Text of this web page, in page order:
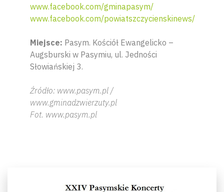
www.facebook.com/gminapasym/
www.facebook.com/powiatszczycienskinews/
Miejsce: Pasym. Kościół Ewangelicko –
Augsburski w Pasymiu, ul. Jedności
Słowiańskiej 3.
Źródło: www.pasym.pl /
www.gminadzwierzuty.pl
Fot. www.pasym.pl